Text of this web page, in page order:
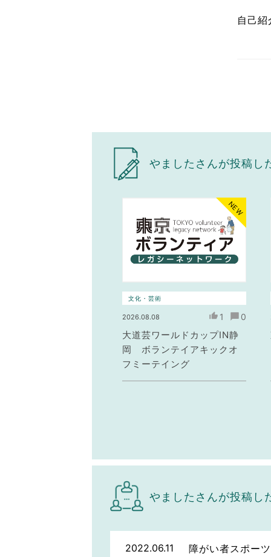
自己紹
やましたさんが投稿し
NEW
文化・芸術
2026.08.08 1 0
大道芸ワールドカップIN静
岡 ボランテイアキックオ
フミーテイング
やましたさんが投稿し
2022.06.11 障がい者スポーツ